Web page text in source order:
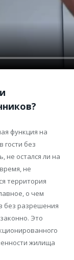
функция на
гости без
не остался ли на
не
территория
о чем
без разрешения
Это
жилища